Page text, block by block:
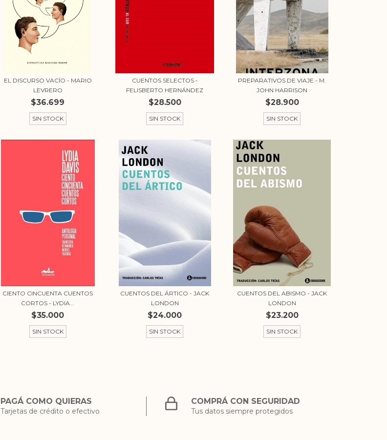
EL DISCURSO VACÍO - MARIO
LEVRERO
$36.699
SIN STOCK
CUENTOS SELECTOS -
FELISBERTO HERNÁNDEZ
$28.500
SIN STOCK
PREPARATIVOS DE VIAJE - M.
JOHN HARRISON
$28.900
SIN STOCK
CIENTO CINCUENTA CUENTOS
CORTOS - LYDIA...
$35.000
SIN STOCK
CUENTOS DEL ÁRTICO - JACK
LONDON
$24.000
SIN STOCK
CUENTOS DEL ABISMO - JACK
LONDON
$23.200
SIN STOCK
PAGÁ COMO QUIERAS
Tarjetas de crédito o efectivo
COMPRÁ CON SEGURIDAD
Tus datos siempre protegidos